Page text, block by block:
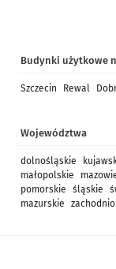
Budynki użytkowe
Szczecin Rewal
Województwa
dolnośląskie
małopolskie
pomorskie
śląskie
mazurskie